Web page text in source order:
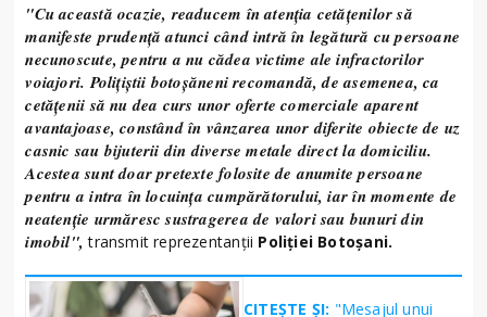
"Cu această ocazie, readucem în atenţia cetăţenilor să
manifeste prudenţă atunci când intră în legătură cu persoane
necunoscute, pentru a nu cădea victime ale infractorilor
voiajori. Poliţiştii botoşăneni recomandă, de asemenea, ca
cetăţenii să nu dea curs unor oferte comerciale aparent
avantajoase, constând în vânzarea unor diferite obiecte de uz
casnic sau bijuterii din diverse metale direct la domiciliu.
Acestea sunt doar pretexte folosite de anumite persoane
pentru a intra în locuinţa cumpărătorului, iar în momente de
neatenţie urmăresc sustragerea de valori sau bunuri din
imobil", transmit reprezentanții Poliției Botoșani.
CITEȘTE ȘI: "Mesajul unui